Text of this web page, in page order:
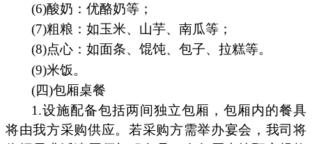
(6)酸奶：优酪奶等；
(7)粗粮：如玉米、山芋、南瓜等；
(8)点心：如面条、馄饨、包子、拉糕等。
(9)米饭。
(四)包厢桌餐
1.设施配备包括两间独立包厢，包厢内的餐具
将由我方采购供应。若采购方需举办宴会，我司将